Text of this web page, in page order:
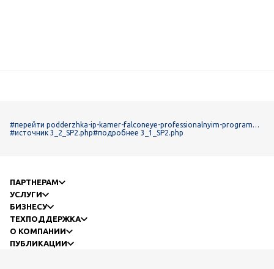
#перейти podderzhka-ip-kamer-falconeye-professionalnyim-programmn
yim-obespecheniem-trassir
#источник 3_2_SP2.php#подробнее 3_1_SP2.php
ПАРТНЕРАМ
УСЛУГИ
БИЗНЕСУ
ТЕХПОДДЕРЖКА
О КОМПАНИИ
ПУБЛИКАЦИИ